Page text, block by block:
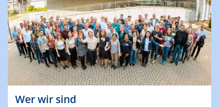
Wer wir sind